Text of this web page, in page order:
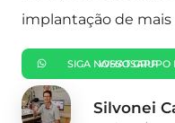
implantação de
SIGA NOSSO GRUPO NO WHATSAPP
Silvonei